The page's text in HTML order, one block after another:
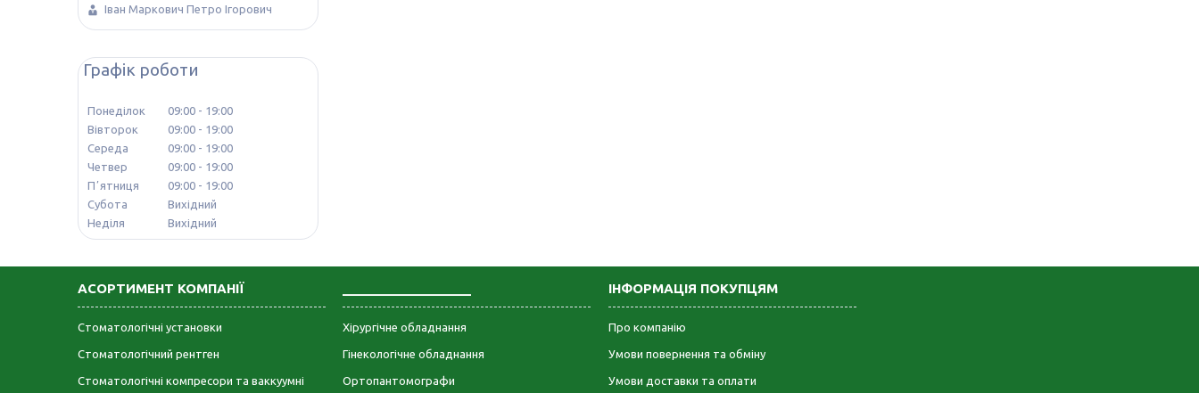
Іван Маркович Петро Ігорович
Графік роботи
Понеділок 09:00
19:00
Вівторок
09:00
19:00
Середа
09:00
19:00
Четвер
09:00
19:00
Пʼятниця
09:00
19:00
Субота
Вихідний
Неділя
Вихідний
АСОРТИМЕНТ КОМПАНІЇ
Стоматологічні установки
Стоматологічний рентген
Стоматологічні компресори та ваккуумні
Хірургічне обладнання
Гінекологічне обладнання
Ортопантомографи
ІНФОРМАЦІЯ ПОКУПЦЯМ
Про компанію
Умови повернення та обміну
Умови доставки та оплати